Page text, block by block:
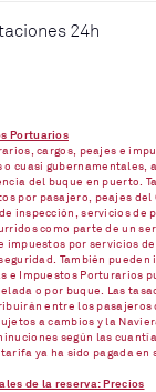
24h
Portuarios
cargos, peajes e
cuasi gubernamentales,
del buque en puerto.
por pasajero, peajes del
inspección, servicios de
como parte de un
por servicios
También pueden
e Impuestos Porturarios
o por buque. Las
entre los pasajeros
a cambios y la
según las
ya ha sido pagada en
de la reserva: Precios